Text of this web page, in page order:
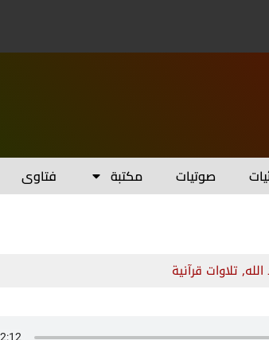
صوتيات مكتبة فتاوى
, تلاوات قرآنية